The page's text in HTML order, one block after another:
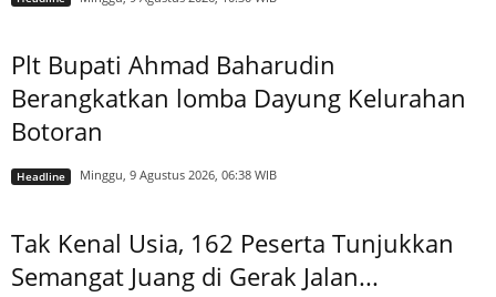
Plt Bupati Ahmad Baharudin
Berangkatkan lomba Dayung Kelurahan
Botoran
Headline Minggu, 9 Agustus 2026, 06:38 WIB
Tak Kenal Usia, 162 Peserta Tunjukkan
Semangat Juang di Gerak Jalan...